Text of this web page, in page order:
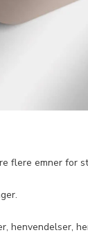
flere emner for
henvendelser,